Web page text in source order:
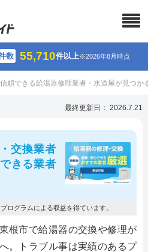
数 55,710件以上※2026年8月時点
信頼できる給湯器修理業者・水道屋が見つか
最終更新日： 2026.7.21
交換業者
きる業者
ログラムによる収益を得ています。
根市で給湯器の交換や修理が
。トラブル事は実績のあるプ